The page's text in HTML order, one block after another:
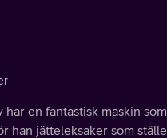
har en fantastisk maskin
han jätteleksaker som